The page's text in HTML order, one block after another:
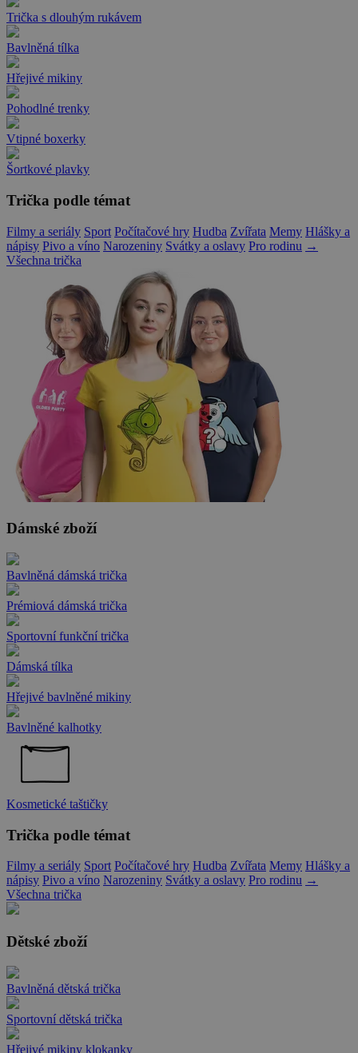
Trička s dlouhým rukávem
Bavlněná tílka
Hřejivé mikiny
Pohodlné trenky
Vtipné boxerky
Šortkové plavky
Trička podle témat
Filmy a seriály Sport Počítačové hry Hudba Zvířata Memy Hlášky a
nápisy Pivo a víno Narozeniny Svátky a oslavy Pro rodinu →
Všechna trička
Dámské zboží
Bavlněná dámská trička
Prémiová dámská trička
Sportovní funkční trička
Dámská tílka
Hřejivé bavlněné mikiny
Bavlněné kalhotky
Kosmetické taštičky
Trička podle témat
Filmy a seriály Sport Počítačové hry Hudba Zvířata Memy Hlášky a
nápisy Pivo a víno Narozeniny Svátky a oslavy Pro rodinu →
Všechna trička
Dětské zboží
Bavlněná dětská trička
Sportovní dětská trička
Hřejivé mikiny klokanky